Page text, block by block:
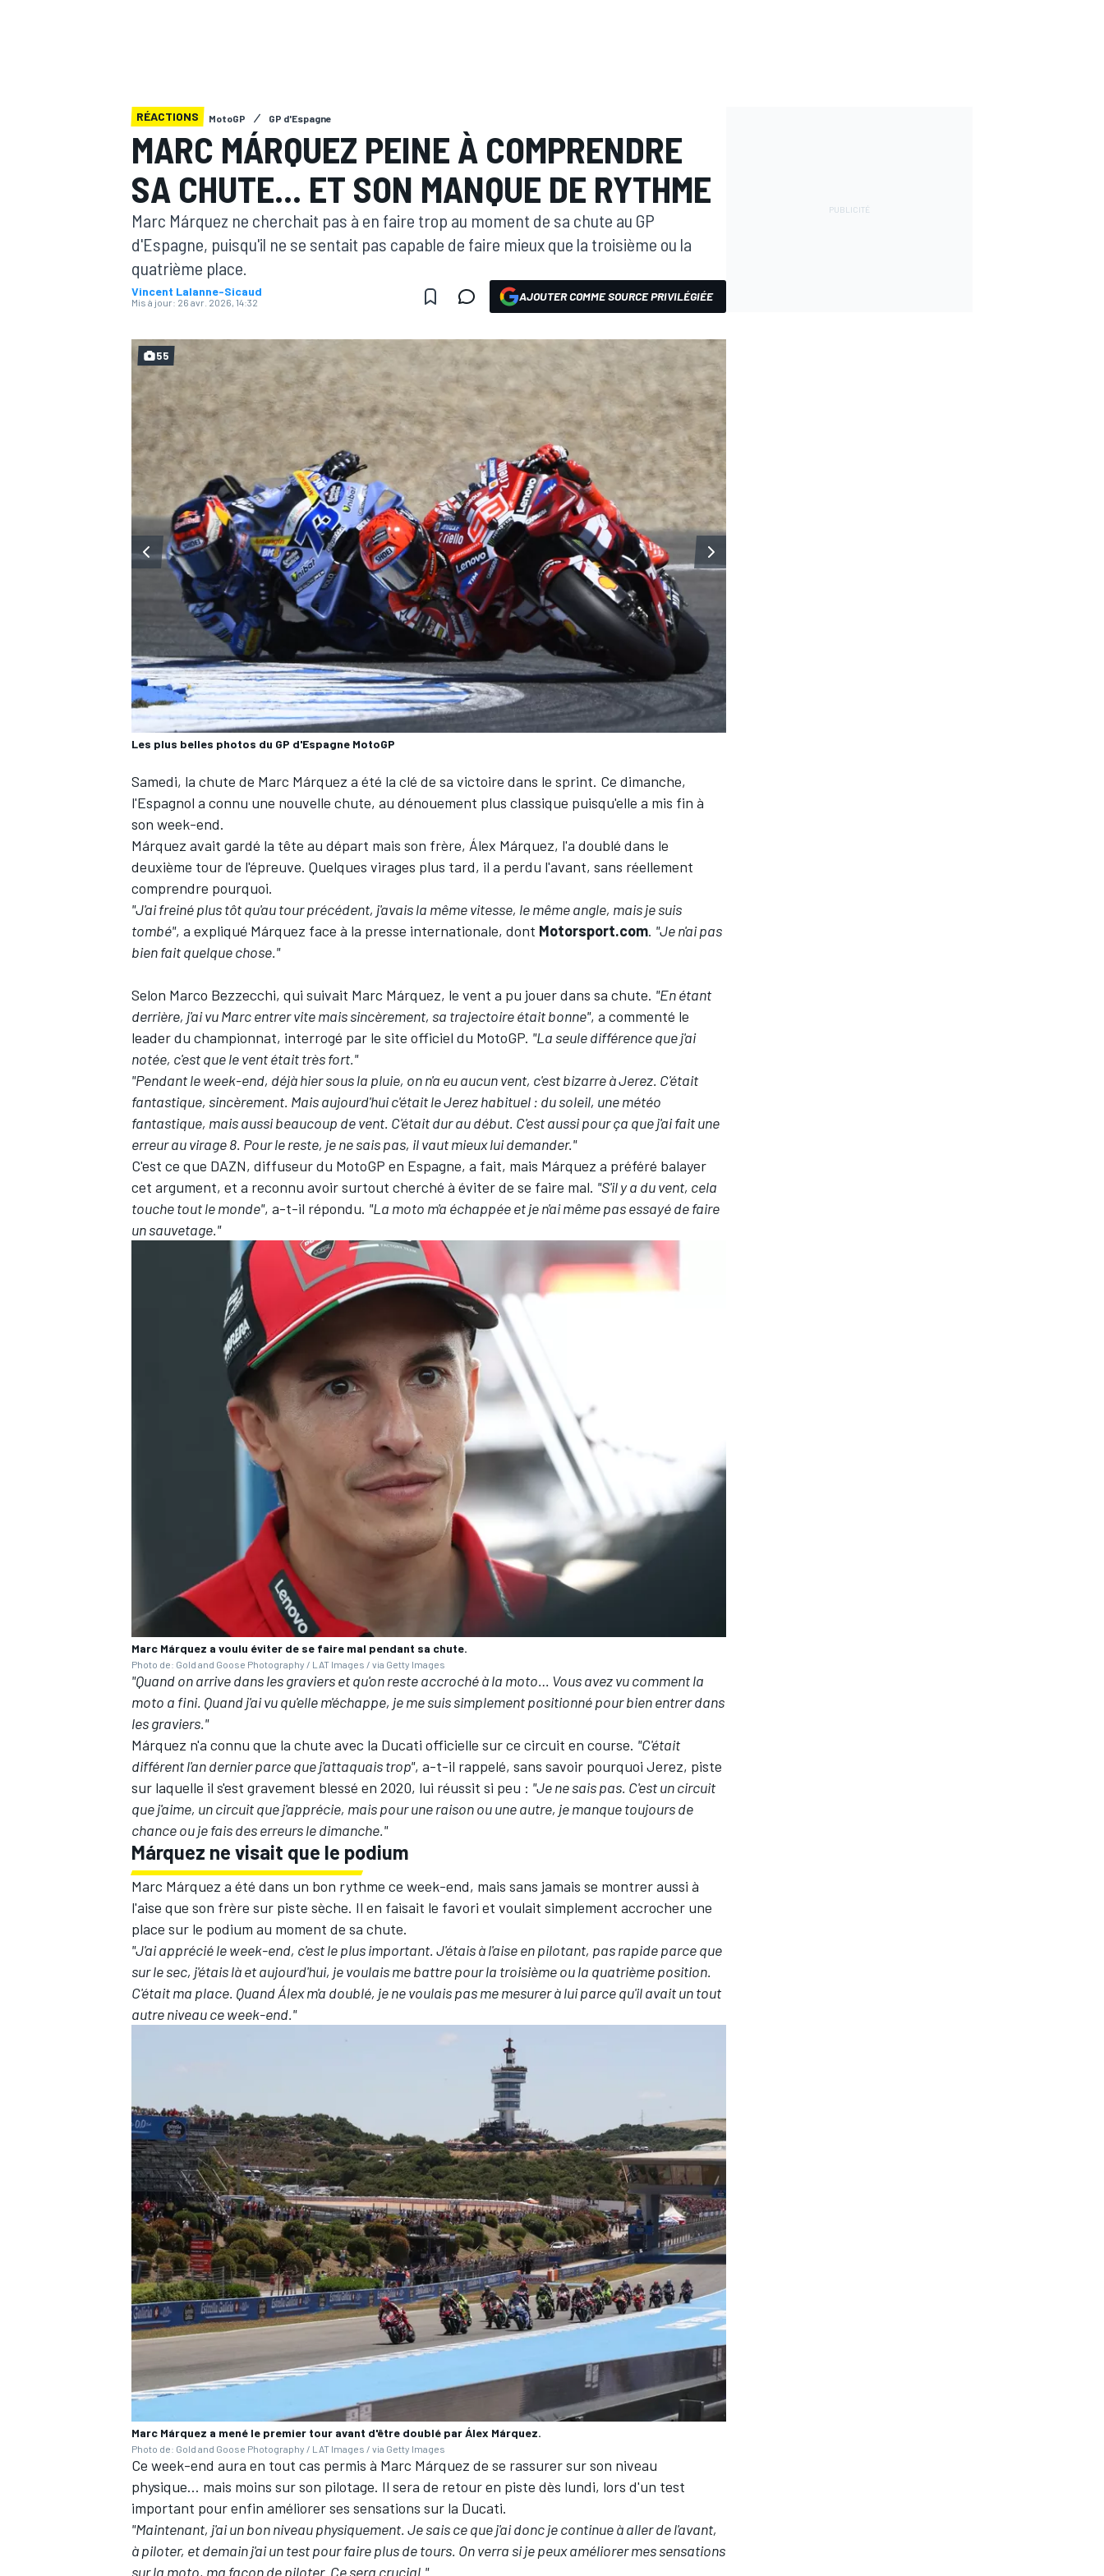
MOTOGP
WRC
WEC
AUTRES CHAMPIONNATS
RÉACTIONS MotoGP GP d'Espagne
MARC MÁRQUEZ PEINE À COMPRENDRE
SA CHUTE... ET SON MANQUE DE RYTHME
Marc Márquez ne cherchait pas à en faire trop au moment de sa chute au GP
d'Espagne, puisqu'il ne se sentait pas capable de faire mieux que la troisième ou la
quatrième place.
Vincent Lalanne-Sicaud
Mis à jour: 26 avr. 2026, 14:32 AJOUTER COMME SOURCE PRIVILÉGIÉE
Les plus belles photos du GP d'Espagne MotoGP
55
Samedi, la chute de Marc Márquez a été la clé de sa victoire dans le sprint. Ce dimanche,
l'Espagnol a connu une nouvelle chute, au dénouement plus classique puisqu'elle a mis fin à
son week-end.
Márquez avait gardé la tête au départ mais son frère, Álex Márquez, l'a doublé dans le
deuxième tour de l'épreuve. Quelques virages plus tard, il a perdu l'avant, sans réellement
comprendre pourquoi.
"J'ai freiné plus tôt qu'au tour précédent, j'avais la même vitesse, le même angle, mais je suis
tombé", a expliqué Márquez face à la presse internationale, dont Motorsport.com. "Je n'ai pas
bien fait quelque chose."
Selon Marco Bezzecchi, qui suivait Marc Márquez, le vent a pu jouer dans sa chute. "En étant
derrière, j'ai vu Marc entrer vite mais sincèrement, sa trajectoire était bonne", a commenté le
leader du championnat, interrogé par le site officiel du MotoGP. "La seule différence que j'ai
notée, c'est que le vent était très fort."
"Pendant le week-end, déjà hier sous la pluie, on n'a eu aucun vent, c'est bizarre à Jerez. C'était
fantastique, sincèrement. Mais aujourd'hui c'était le Jerez habituel : du soleil, une météo
fantastique, mais aussi beaucoup de vent. C'était dur au début. C'est aussi pour ça que j'ai fait une
erreur au virage 8. Pour le reste, je ne sais pas, il vaut mieux lui demander."
C'est ce que DAZN, diffuseur du MotoGP en Espagne, a fait, mais Márquez a préféré balayer
cet argument, et a reconnu avoir surtout cherché à éviter de se faire mal. "S'il y a du vent, cela
touche tout le monde", a-t-il répondu. "La moto m'a échappée et je n'ai même pas essayé de faire
un sauvetage."
Marc Márquez a voulu éviter de se faire mal pendant sa chute.
Photo de: Gold and Goose Photography / LAT Images / via Getty Images
"Quand on arrive dans les graviers et qu'on reste accroché à la moto… Vous avez vu comment la
moto a fini. Quand j'ai vu qu'elle m'échappe, je me suis simplement positionné pour bien entrer dans
les graviers."
Márquez n'a connu que la chute avec la Ducati officielle sur ce circuit en course. "C'était
différent l'an dernier parce que j'attaquais trop", a-t-il rappelé, sans savoir pourquoi Jerez, piste
sur laquelle il s'est gravement blessé en 2020, lui réussit si peu : "Je ne sais pas. C'est un circuit
que j'aime, un circuit que j'apprécie, mais pour une raison ou une autre, je manque toujours de
chance ou je fais des erreurs le dimanche."
Márquez ne visait que le podium
Marc Márquez a été dans un bon rythme ce week-end, mais sans jamais se montrer aussi à
l'aise que son frère sur piste sèche. Il en faisait le favori et voulait simplement accrocher une
place sur le podium au moment de sa chute.
"J'ai apprécié le week-end, c'est le plus important. J'étais à l'aise en pilotant, pas rapide parce que
sur le sec, j'étais là et aujourd'hui, je voulais me battre pour la troisième ou la quatrième position.
C'était ma place. Quand Álex m'a doublé, je ne voulais pas me mesurer à lui parce qu'il avait un tout
autre niveau ce week-end."
Marc Márquez a mené le premier tour avant d'être doublé par Álex Márquez.
Photo de: Gold and Goose Photography / LAT Images / via Getty Images
Ce week-end aura en tout cas permis à Marc Márquez de se rassurer sur son niveau
physique… mais moins sur son pilotage. Il sera de retour en piste dès lundi, lors d'un test
important pour enfin améliorer ses sensations sur la Ducati.
"Maintenant, j'ai un bon niveau physiquement. Je sais ce que j'ai donc je continue à aller de l'avant,
à piloter, et demain j'ai un test pour faire plus de tours. On verra si je peux améliorer mes sensations
sur la moto, ma façon de piloter. Ce sera crucial."